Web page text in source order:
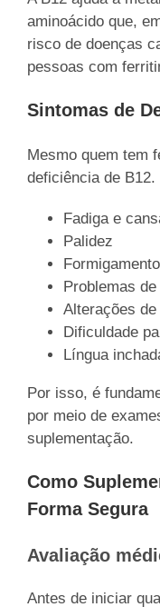
aminoácido que,
risco de doenças
pessoas com
Sintomas de
Mesmo quem tem
deficiência de
Fadiga e
Palidez
Problemas
Alterações
Dificuldade
Língua
Por isso, é
por meio de
suplementação.
Como
Forma Segura
Avaliação
Antes de iniciar